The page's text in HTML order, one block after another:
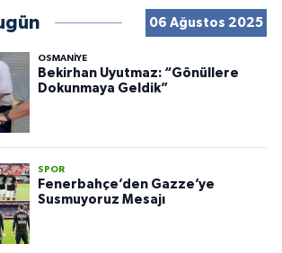
06 Ağustos 2025
OSMANIYE
Bekirhan Uyutmaz: “Gönüllere
Dokunmaya Geldik”
SPOR
Fenerbahçe’den Gazze’ye
Susmuyoruz Mesajı